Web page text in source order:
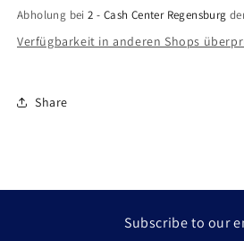
Silikon
Transparent
Silikon
Transparent
Abholung bei2 - Cash Center Regensburg
Verfügbarkeit in anderen Shops
Share
Subscribe to our